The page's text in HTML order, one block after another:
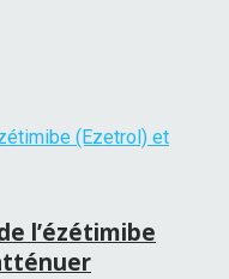
l’ézétimibe